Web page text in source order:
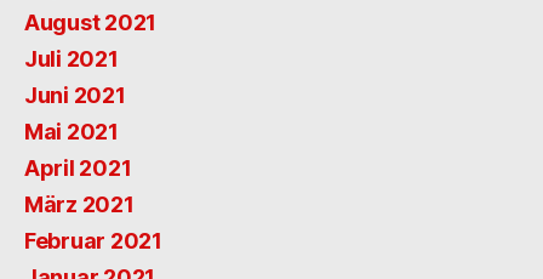
August 2021
Juli 2021
Juni 2021
Mai 2021
April 2021
März 2021
Februar 2021